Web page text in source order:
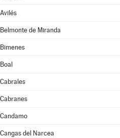
Avilés
Belmonte de Miranda
Bimenes
Boal
Cabrales
Cabranes
Candamo
Cangas del Narcea